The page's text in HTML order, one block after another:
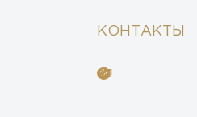
КОНТАКТЫ